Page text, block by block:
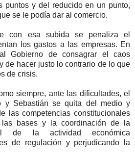
puntos y del reducido en un punto,
se le podía dar al comercio.
con esa subida se penaliza el
los gastos a las empresas. En
Gobierno de consagrar el caos
de hacer justo lo contrario de lo que
de crisis.
siempre, ante las dificultades, el
y Sebastián se quita del medio y
las competencias constitucionales
bases y la coordinación de la
de la actividad económica
de regulación y perjudicando la